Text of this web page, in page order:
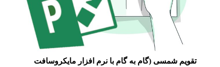
تقویم شمسی (گام به گام با نرم افزار مایکروسافت